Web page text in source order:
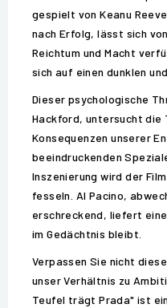
gespielt von Keanu
nach Erfolg, lässt sich
Reichtum und Macht
sich auf einen dunklen
Dieser psychologische
Hackford, untersucht die
Konsequenzen unserer
beeindruckenden
Inszenierung wird der
fesseln. Al Pacino,
erschreckend, liefert
im Gedächtnis bleibt.
Verpassen Sie nicht
unser Verhältnis zu
Teufel trägt Prada" ist